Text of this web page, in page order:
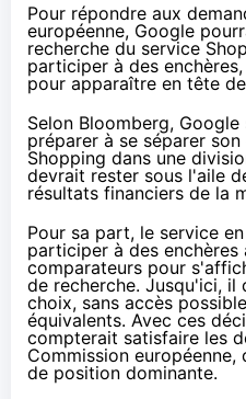
Pour répondre aux
européenne, Google
recherche du service
participer à des
pour apparaître en tête
Selon Bloomberg, Google
préparer à se séparer
Shopping dans une
devrait rester sous l'aile
résultats financiers de la
Pour sa part, le service
participer à des enchères
comparateurs pour
de recherche. Jusqu'ici,
choix, sans accès
équivalents. Avec ces
compterait satisfaire les
Commission
de position dominante.